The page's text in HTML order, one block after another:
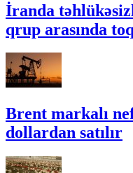
İranda
qrup arasında
Brent markalı
dollardan satılır